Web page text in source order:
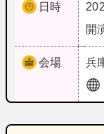
日時
開
会場 兵